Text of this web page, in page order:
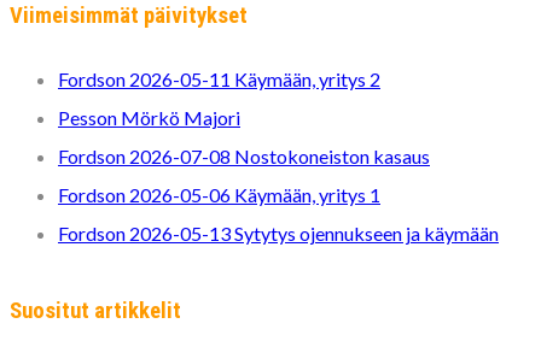
Viimeisimmät päivitykset
Fordson 2026-05-11 Käymään, yritys 2
Pesson Mörkö Majori
Fordson 2026-07-08 Nostokoneiston kasaus
Fordson 2026-05-06 Käymään, yritys 1
Fordson 2026-05-13 Sytytys ojennukseen ja käymään
Suositut artikkelit